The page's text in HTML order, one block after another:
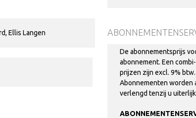
Ellis Langen
De abonnementsprijs
abonnement. Een
prijzen zijn excl. 9%
Abonnementen worden
verlengd tenzij u